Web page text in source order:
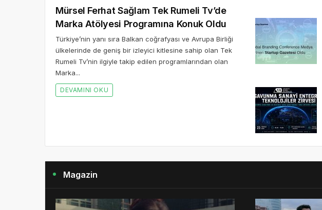
Mürsel Ferhat Sağlam Tek Rumeli Tv’de
Marka Atölyesi Programına Konuk Oldu
Türkiye’nin yanı sıra Balkan coğrafyası ve Avrupa Birliği
ülkelerinde de geniş bir izleyici kitlesine sahip olan Tek
Rumeli Tv’nin ilgiyle takip edilen programlarından olan
Marka...
DEVAMINI OKU
Magazin